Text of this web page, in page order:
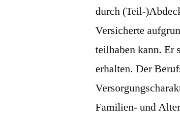
durch (Teil-
Versicherte
teilhaben kann. Er
erhalten. Der
Familien- und